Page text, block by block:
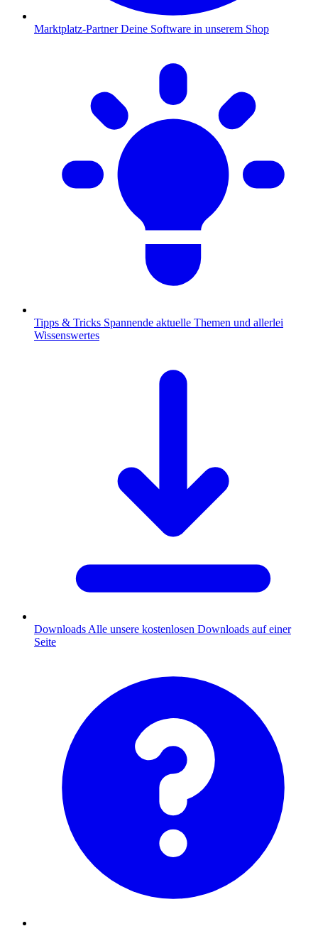
Marktplatz-Partner Deine Software in unserem Shop
Tipps & Tricks Spannende aktuelle Themen und allerlei
Wissenswertes
Downloads Alle unsere kostenlosen Downloads auf einer
Seite